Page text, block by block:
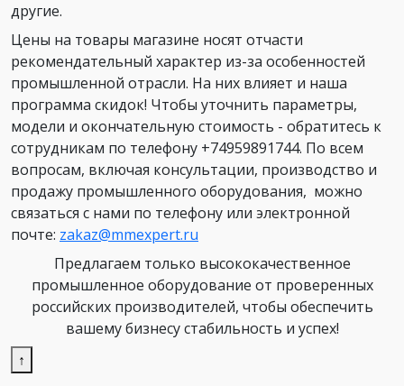
другие.
Цены на товары магазине носят отчасти
рекомендательный характер из-за особенностей
промышленной отрасли. На них влияет и наша
программа скидок! Чтобы уточнить параметры,
модели и окончательную стоимость - обратитесь к
сотрудникам по телефону +74959891744. По всем
вопросам, включая консультации, производство и
продажу промышленного оборудования, можно
связаться с нами по телефону или электронной
почте: zakaz@mmexpert.ru
Предлагаем только высококачественное
промышленное оборудование от проверенных
российских производителей, чтобы обеспечить
вашему бизнесу стабильность и успех!
↑